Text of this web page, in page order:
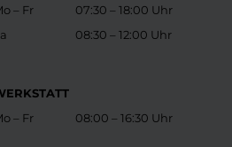
– Fr
07:30 – 18:00 Uhr
08:30 – 12:00 Uhr
– Fr
08:00 – 16:30 Uhr